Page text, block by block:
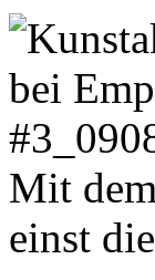
Mit
einst